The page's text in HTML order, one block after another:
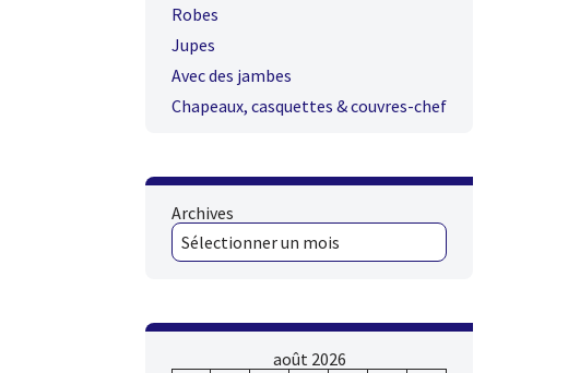
Robes
Jupes
Avec des jambes
Chapeaux, casquettes & couvres-chef
Archives
août 2026